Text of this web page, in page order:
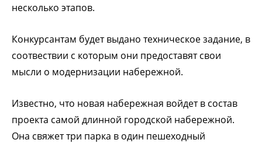
несколько этапов.
Конкурсантам будет выдано техническое задание, в
соотвествии с которым они предоставят свои
мысли о модернизации набережной.
Известно, что новая набережная войдет в состав
проекта самой длинной городской набережной.
Она свяжет три парка в один пешеходный